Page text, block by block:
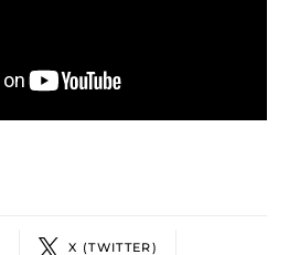
X (TWITTER)